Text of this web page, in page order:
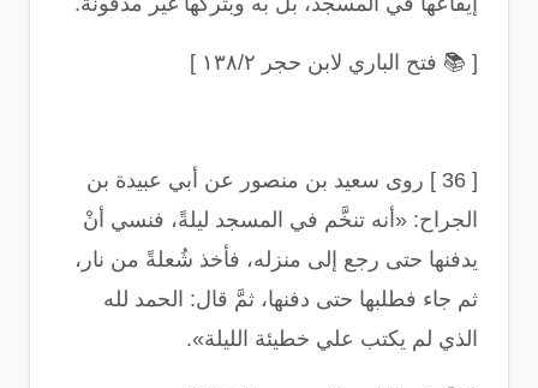
[
📚 فتح الباري لابن حجر ١٣٨/٢ ]
[ 36 ]
روى سعيد بن منصور عن أبي عبيدة بن
الجراح: «أنه تنخَّم في المسجد ليلةً، فنسي أنْ
يدفنها حتى رجع إلى منزله، فأخذ شُعلةً من نار،
ثم جاء فطلبها حتى دفنها، ثمَّ قال: الحمد لله
الذي لم يكتب علي خطيئة الليلة».